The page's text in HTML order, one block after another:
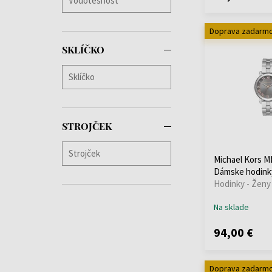
Victorinox
Xiaomi
Zeppelin(+173)
SKLÍČKO
STROJČEK
Doprava
Michael Kors
Dámske
Hodinky - Ženy
Na sklade
94,00 €
Doprava